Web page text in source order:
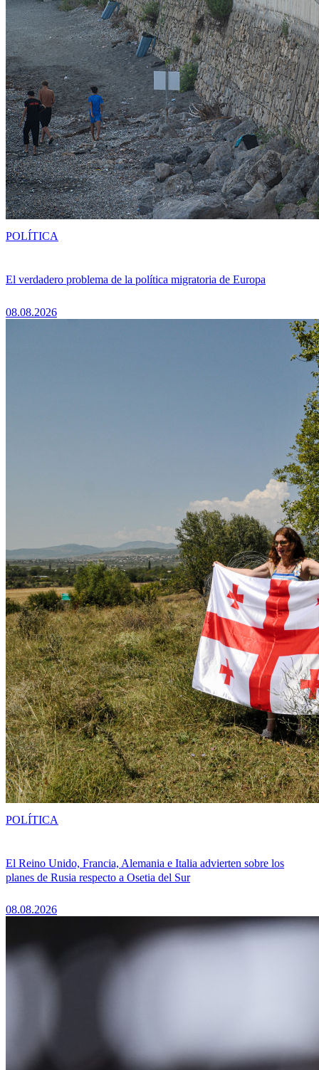
El verdadero problema de la política migratoria de Europa
08.08.2026
POLÍTICA
El Reino Unido, Francia, Alemania e Italia advierten sobre los
planes de Rusia respecto a Osetia del Sur
08.08.2026
POLÍTICA